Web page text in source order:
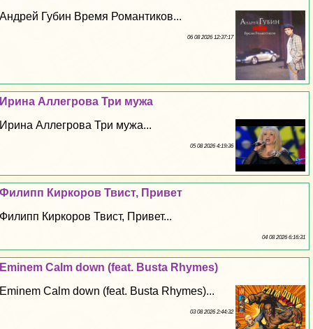
Андрей Губин Время Романтиков...
06 08 2026 12:37:17
Ирина Аллегрова Три мужа
Ирина Аллегрова Три мужа...
05 08 2026 4:19:36
Филипп Киркоров Твист, Привет
Филипп Киркоров Твист, Привет...
04 08 2026 6:16:31
Eminem Calm down (feat. Busta Rhymes)
Eminem Calm down (feat. Busta Rhymes)...
03 08 2026 2:44:32